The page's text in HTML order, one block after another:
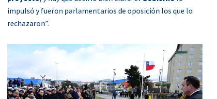
impulsó y fueron parlamentarios de oposición los que lo
rechazaron”.